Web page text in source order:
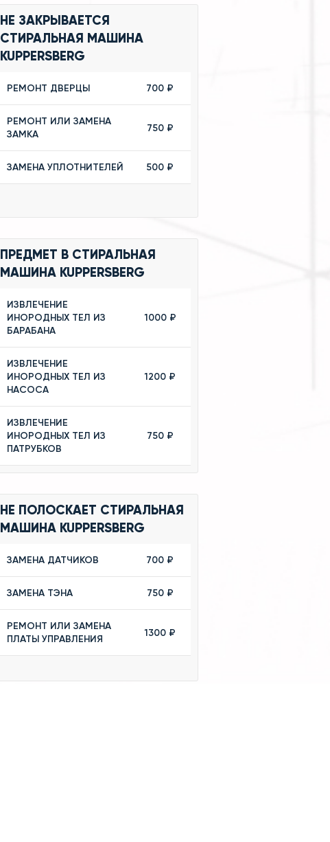
НЕ ЗАКРЫВАЕТСЯ
СТИРАЛЬНАЯ МАШИНА
KUPPERSBERG
РЕМОНТ ДВЕРЦЫ 700 ₽
РЕМОНТ ИЛИ ЗАМЕНА
ЗАМКА
750 ₽
ЗАМЕНА УПЛОТНИТЕЛЕЙ 500 ₽
ПРЕДМЕТ В СТИРАЛЬНАЯ
МАШИНА KUPPERSBERG
ИЗВЛЕЧЕНИЕ
ИНОРОДНЫХ ТЕЛ ИЗ
БАРАБАНА
1000 ₽
ИЗВЛЕЧЕНИЕ
ИНОРОДНЫХ ТЕЛ ИЗ
НАСОСА
1200 ₽
ИЗВЛЕЧЕНИЕ
ИНОРОДНЫХ ТЕЛ ИЗ
ПАТРУБКОВ
750 ₽
НЕ ПОЛОСКАЕТ СТИРАЛЬНАЯ
МАШИНА KUPPERSBERG
ЗАМЕНА ДАТЧИКОВ 700 ₽
ЗАМЕНА ТЭНА 750 ₽
РЕМОНТ ИЛИ ЗАМЕНА
ПЛАТЫ УПРАВЛЕНИЯ
1300 ₽